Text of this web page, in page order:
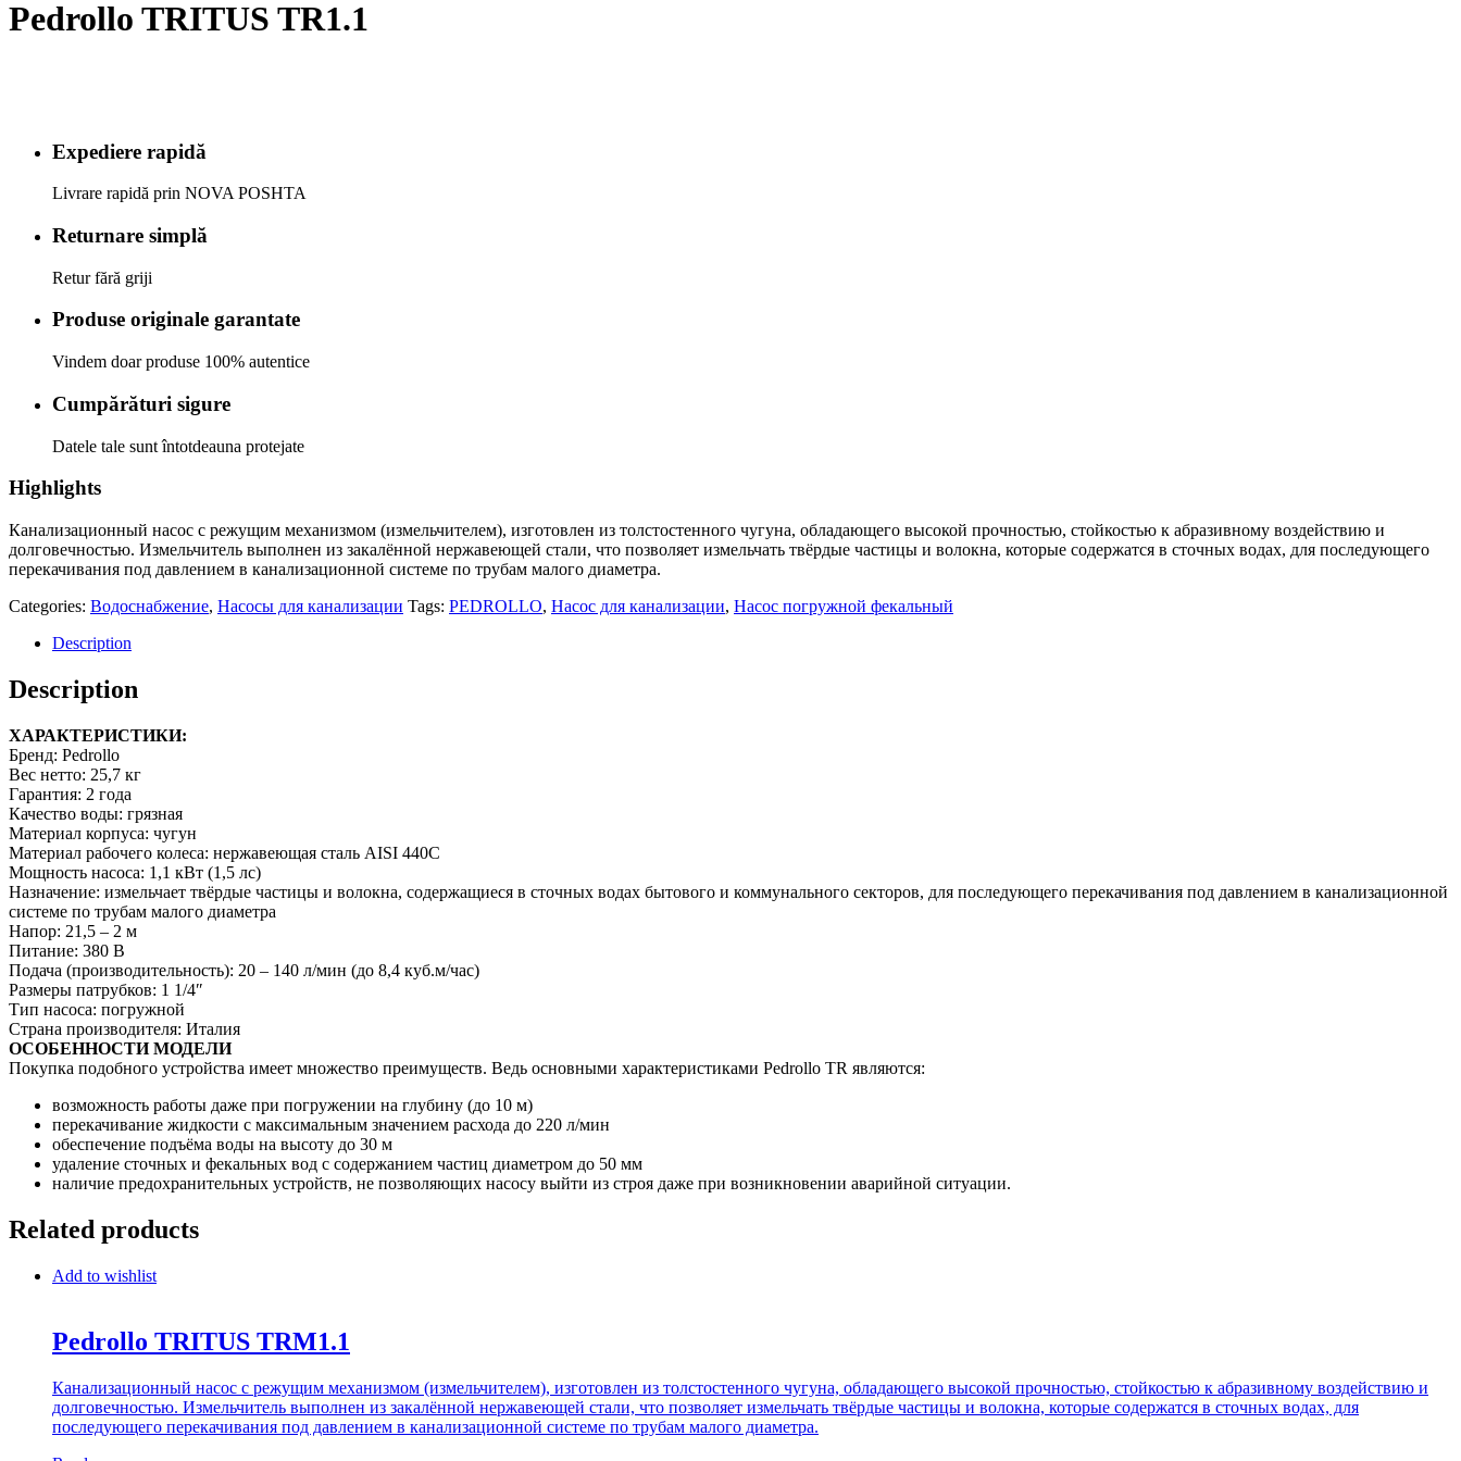
Pedrollo TRITUS TR1.1
Expediere rapidă
Livrare rapidă prin NOVA POSHTA
Returnare simplă
Retur fără griji
Produse originale garantate
Vindem doar produse 100% autentice
Cumpărături sigure
Datele tale sunt întotdeauna protejate
Highlights
Канализационный насос с режущим механизмом (измельчителем), изготовлен из толстостенного чугуна, обладающего высокой прочностью, стойкостью к абразивному воздействию и
долговечностью. Измельчитель выполнен из закалённой нержавеющей стали, что позволяет измельчать твёрдые частицы и волокна, которые содержатся в сточных водах, для последующего
перекачивания под давлением в канализационной системе по трубам малого диаметра.
Categories: Водоснабжение, Насосы для канализации Tags: PEDROLLO, Насос для канализации, Насос погружной фекальный
Description
Description
ХАРАКТЕРИСТИКИ:
Бренд: Pedrollo
Вес нетто: 25,7 кг
Гарантия: 2 года
Качество воды: грязная
Материал корпуса: чугун
Материал рабочего колеса: нержавеющая сталь AISI 440C
Мощность насоса: 1,1 кВт (1,5 лс)
Назначение: измельчает твёрдые частицы и волокна, содержащиеся в сточных водах бытового и коммунального секторов, для последующего перекачивания под давлением в канализационной
системе по трубам малого диаметра
Напор: 21,5 – 2 м
Питание: 380 В
Подача (производительность): 20 – 140 л/мин (до 8,4 куб.м/час)
Размеры патрубков: 1 1/4″
Тип насоса: погружной
Страна производителя: Италия
ОСОБЕННОСТИ МОДЕЛИ
Покупка подобного устройства имеет множество преимуществ. Ведь основными характеристиками Pedrollo TR являются:
возможность работы даже при погружении на глубину (до 10 м)
перекачивание жидкости с максимальным значением расхода до 220 л/мин
обеспечение подъёма воды на высоту до 30 м
удаление сточных и фекальных вод с содержанием частиц диаметром до 50 мм
наличие предохранительных устройств, не позволяющих насосу выйти из строя даже при возникновении аварийной ситуации.
Related products
Add to wishlist
Pedrollo TRITUS TRM1.1
Канализационный насос с режущим механизмом (измельчителем), изготовлен из толстостенного чугуна, обладающего высокой прочностью, стойкостью к абразивному воздействию и
долговечностью. Измельчитель выполнен из закалённой нержавеющей стали, что позволяет измельчать твёрдые частицы и волокна, которые содержатся в сточных водах, для
последующего перекачивания под давлением в канализационной системе по трубам малого диаметра.